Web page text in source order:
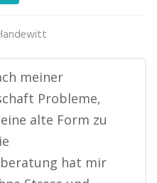
meiner
Probleme,
alte Form zu
hat mir